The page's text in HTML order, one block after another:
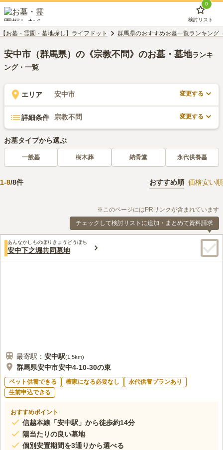
0
検討リスト
【お墓・霊園・墓地探し】ライフドット 群馬県のおすすめお墓一覧ランキング
安中市（群馬県）の《宗教不問》のお墓・墓地ランキ
ング・一覧
エリア 安中市 変更する
詳細条件 宗教不問 変更する
お墓タイプから選ぶ
一般墓 樹木葬 納骨堂 永代供養墓
1-8/8件 おすすめ順 価格安い順
※このページにはPRリンクが含まれています
チェックして検討リストに追加・まとめて資料請求
あんなかしものぼりきょうどうぼち
安中下之堀共同墓地
最寄駅： 安中駅(1.5km)
群馬県安中市安中4-10-30の東
ペット供養できる 檀家になる必要なし
永代供養プランあり
生前申込できる
おすすめポイント
信越本線「安中駅」から徒歩約14分
陽当たりの良い墓地
個別安置期間を3通りから選べる